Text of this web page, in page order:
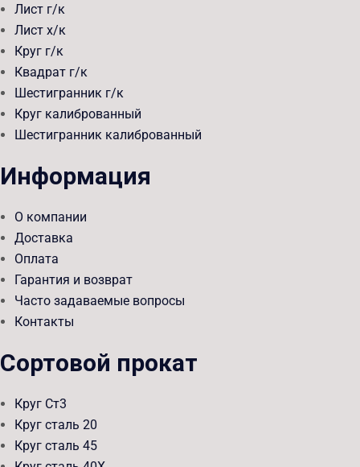
Лист г/к
Лист х/к
Круг г/к
Квадрат г/к
Шестигранник г/к
Круг калиброванный
Шестигранник калиброванный
Информация
О компании
Доставка
Оплата
Гарантия и возврат
Часто задаваемые вопросы
Контакты
Сортовой прокат
Круг Ст3
Круг сталь 20
Круг сталь 45